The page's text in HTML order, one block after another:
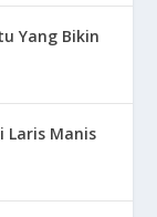
Yang Bikin
Laris Manis